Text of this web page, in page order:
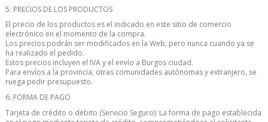
5: PRECIOS DE LOS PRODUCTOS
El precio de los productos es el indicado en este sitio de comercio
electrónico en el momento de la compra.
Los precios podrán ser modificados en la Web, pero nunca cuando ya se
ha realizado el pedido.
Estos precios incluyen el IVA y el envío a Burgos ciudad.
Para envíos a la provincia, otras comunidades autónomas y extranjero, se
ruega pedir presupuesto.
6: FORMA DE PAGO
Tarjeta de crédito o débito (Servicio Seguro): La forma de pago establecida